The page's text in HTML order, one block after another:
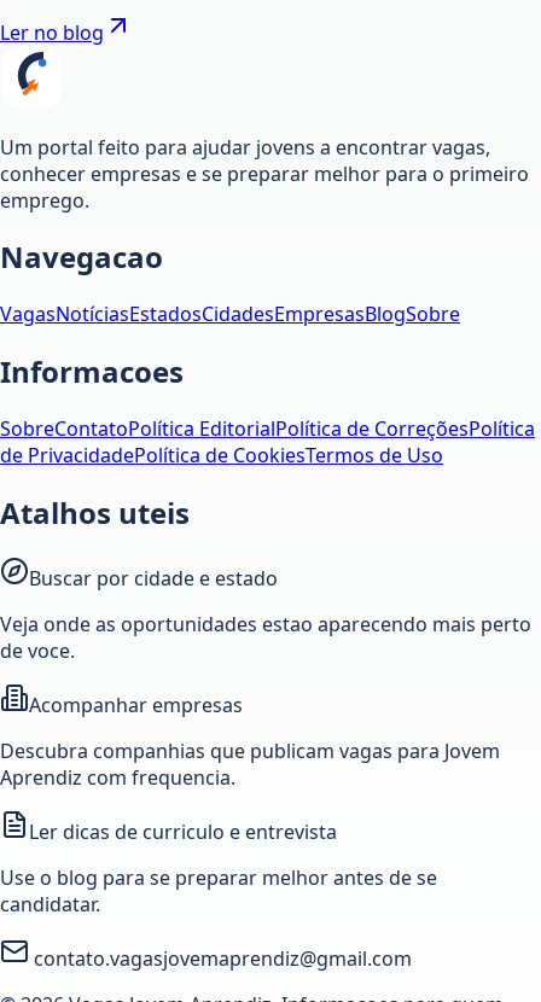
Ler no blog
Um portal feito para ajudar jovens a encontrar vagas,
conhecer empresas e se preparar melhor para o primeiro
emprego.
Navegacao
VagasNotíciasEstadosCidadesEmpresasBlogSobre
Informacoes
SobreContatoPolítica EditorialPolítica de CorreçõesPolítica
de PrivacidadePolítica de CookiesTermos de Uso
Atalhos uteis
Buscar por cidade e estado
Veja onde as oportunidades estao aparecendo mais perto
de voce.
Acompanhar empresas
Descubra companhias que publicam vagas para Jovem
Aprendiz com frequencia.
Ler dicas de curriculo e entrevista
Use o blog para se preparar melhor antes de se
candidatar.
contato.vagasjovemaprendiz@gmail.com